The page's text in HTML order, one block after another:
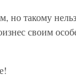
но такому
своим